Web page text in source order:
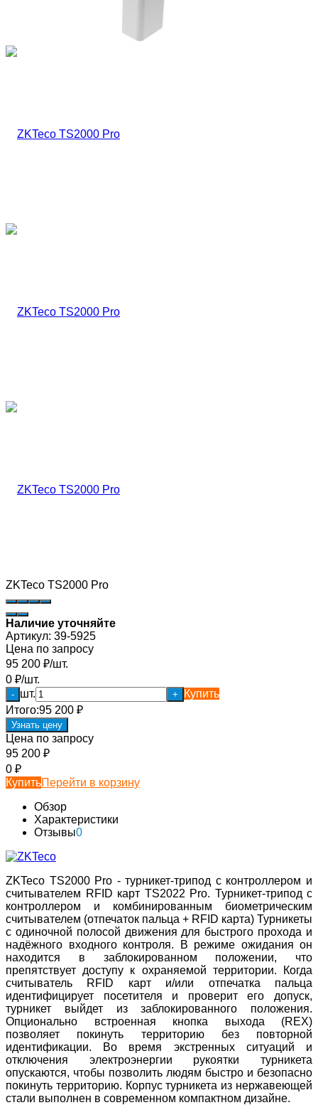
ZKTeco TS2000 Pro
Наличие уточняйте
Артикул: 39-5925
Цена по запросу
95 200 ₽/шт.
0 ₽/шт.
- шт. +
Купить
Итого:95 200 ₽
Узнать цену
Цена по запросу
95 200 ₽
0 ₽
КупитьПерейти в корзину
Обзор
Характеристики
Отзывы0
ZKTeco TS2000 Pro - турникет-трипод с контроллером и
считывателем RFID карт TS2022 Pro. Турникет-трипод c
контроллером и комбинированным биометрическим
считывателем (отпечаток пальца + RFID карта) Турникеты
с одиночной полосой движения для быстрого прохода и
надёжного входного контроля. В режиме ожидания он
находится в заблокированном положении, что
препятствует доступу к охраняемой территории. Когда
считыватель RFID карт и/или отпечатка пальца
идентифицирует посетителя и проверит его допуск,
турникет выйдет из заблокированного положения.
Опционально встроенная кнопка выхода (REX)
позволяет покинуть территорию без повторной
идентификации. Во время экстренных ситуаций и
отключения электроэнергии рукоятки турникета
опускаются, чтобы позволить людям быстро и безопасно
покинуть территорию. Корпус турникета из нержавеющей
стали выполнен в современном компактном дизайне.